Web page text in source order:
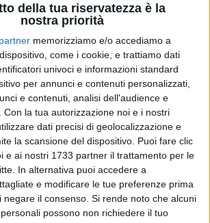
della tua riservatezza è la
nostra priorità
partner memorizziamo e/o accediamo a
come i cookie, e trattiamo dati
univoci e informazioni standard
per annunci e contenuti personalizzati,
e contenuti, analisi dell'audience e
Con la tua autorizzazione noi e i nostri
dati precisi di geolocalizzazione e
la scansione del dispositivo. Puoi fare clic
e ai nostri 1733 partner il trattamento per le
In alternativa puoi accedere a
e modificare le tue preferenze prima
il consenso. Si rende noto che alcuni
possono non richiedere il tuo
Industriali della Sesta Provincia
di aver manifestato la propria volontà di
di Barletta. Il presidente di Assinpro
incontrato il locale Comitato di
rappresentato dal presidente Oronzo
stesso della volontà di voler finanziare la